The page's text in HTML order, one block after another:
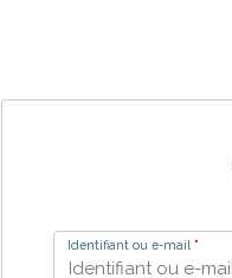
Identifiant ou e-mail *